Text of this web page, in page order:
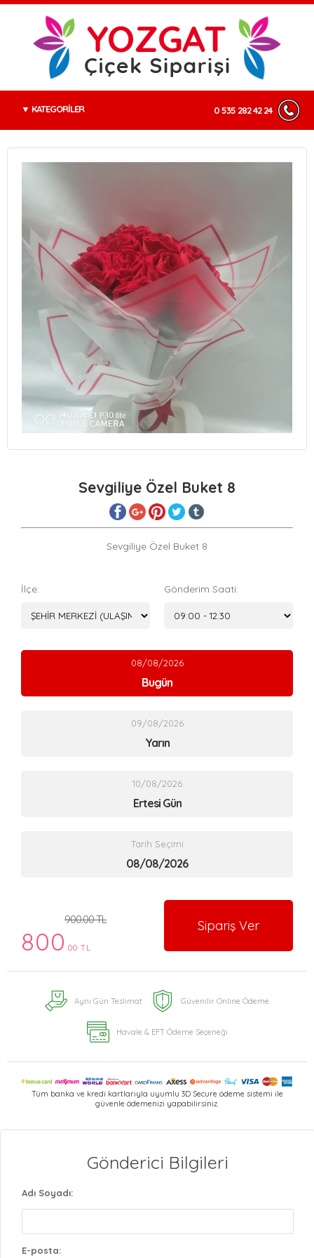
KATEGORİLER 0 535 282 42 24
Sevgiliye Özel Buket 8
Sevgiliye Özel Buket 8
İlçe: Gönderim Saati:
08/08/2026
Bugün
09/08/2026
Yarın
10/08/2026
Ertesi Gün
Tarih Seçimi
900.00 TL
800 .00 TL
Sipariş Ver
Aynı Gün Teslimat Güvenilir Online Ödeme
Havale & EFT Ödeme Seçeneği
Tüm banka ve kredi kartlarıyla uyumlu 3D Secure ödeme sistemi ile
güvenle ödemenizi yapabilirsiniz.
Gönderici Bilgileri
Adı Soyadı:
E-posta: